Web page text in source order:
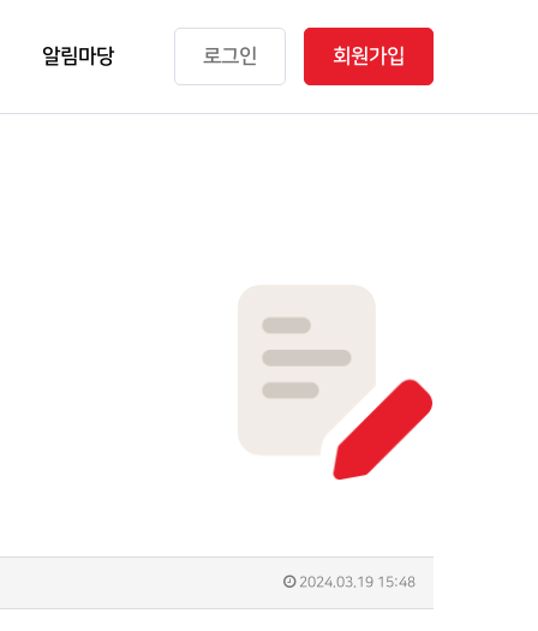
알림마당 로그인 회원가입
2024.03.19 15:48